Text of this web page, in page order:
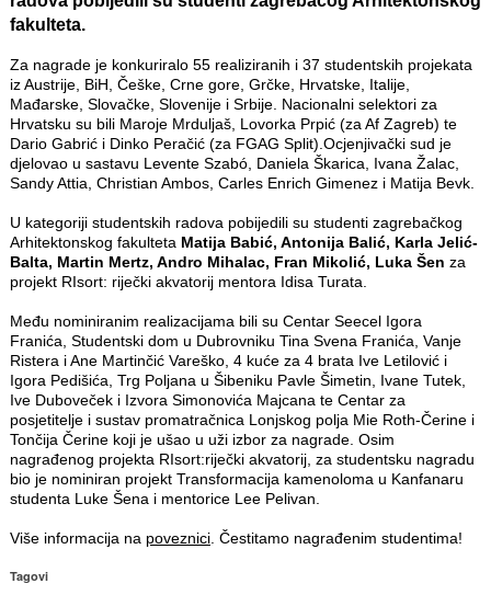
fakulteta.
Za nagrade je konkuriralo 55 realiziranih i 37 studentskih projekata
iz Austrije, BiH, Češke, Crne gore, Grčke, Hrvatske, Italije,
Mađarske, Slovačke, Slovenije i Srbije. Nacionalni selektori za
Hrvatsku su bili Maroje Mrduljaš, Lovorka Prpić (za Af Zagreb) te
Dario Gabrić i Dinko Peračić (za FGAG Split).Ocjenjivački sud je
djelovao u sastavu Levente Szabó, Daniela Škarica, Ivana Žalac,
Sandy Attia, Christian Ambos, Carles Enrich Gimenez i Matija Bevk.
U kategoriji studentskih radova pobijedili su studenti zagrebačkog
Arhitektonskog fakulteta Matija Babić, Antonija Balić, Karla Jelić-
Balta, Martin Mertz, Andro Mihalac, Fran Mikolić, Luka Šen za
projekt RIsort: riječki akvatorij mentora Idisa Turata.
Među nominiranim realizacijama bili su Centar Seecel Igora
Franića, Studentski dom u Dubrovniku Tina Svena Franića, Vanje
Ristera i Ane Martinčić Vareško, 4 kuće za 4 brata Ive Letilović i
Igora Pedišića, Trg Poljana u Šibeniku Pavle Šimetin, Ivane Tutek,
Ive Duboveček i Izvora Simonovića Majcana te Centar za
posjetitelje i sustav promatračnica Lonjskog polja Mie Roth-Čerine i
Tončija Čerine koji je ušao u uži izbor za nagrade. Osim
nagrađenog projekta RIsort:riječki akvatorij, za studentsku nagradu
bio je nominiran projekt Transformacija kamenoloma u Kanfanaru
studenta Luke Šena i mentorice Lee Pelivan.
Više informacija na poveznici. Čestitamo nagrađenim studentima!
Tagovi